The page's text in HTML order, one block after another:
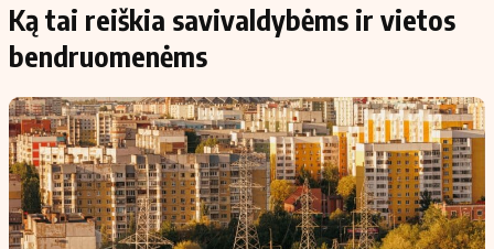
Ką tai reiškia savivaldybėms ir vietos
bendruomenėms